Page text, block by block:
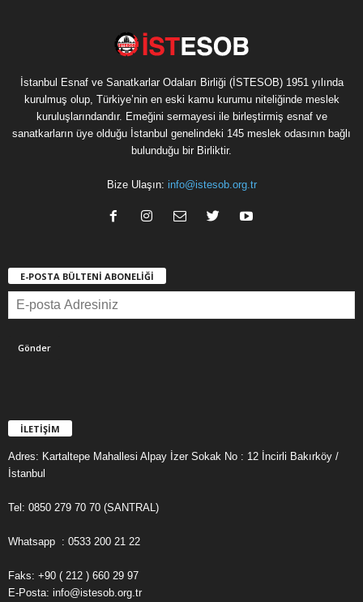
İstanbul Esnaf ve Sanatkarlar Odaları Birliği (İSTESOB) 1951 yılında
kurulmuş olup, Türkiye’nin en eski kamu kurumu niteliğinde meslek
kuruluşlarındandır. Emeğini sermayesi ile birleştirmiş esnaf ve
sanatkarların üye olduğu İstanbul genelindeki 145 meslek odasının bağlı
bulunduğu bir Birliktir.
Bize Ulaşın: info@istesob.org.tr
E-POSTA BÜLTENİ ABONELİĞİ
İLETİŞİM
Adres: Kartaltepe Mahallesi Alpay İzer Sokak No : 12 İncirli Bakırköy /
İstanbul
Tel: 0850 279 70 70 (SANTRAL)
Whatsapp : 0533 200 21 22
Faks: +90 ( 212 ) 660 29 97
E-Posta: info@istesob.org.tr